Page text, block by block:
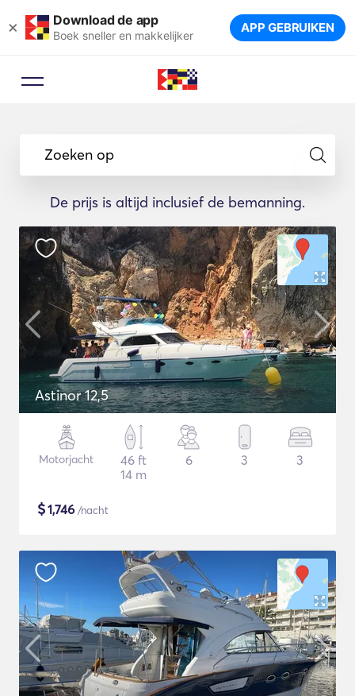
× Download de app
Boek sneller en makkelijker APP GEBRUIKEN
Zoeken op
De prijs is altijd inclusief de bemanning.
Astinor 12,5
Motorjacht
46 ft
14 m
6 3 3
$1,746 /nacht